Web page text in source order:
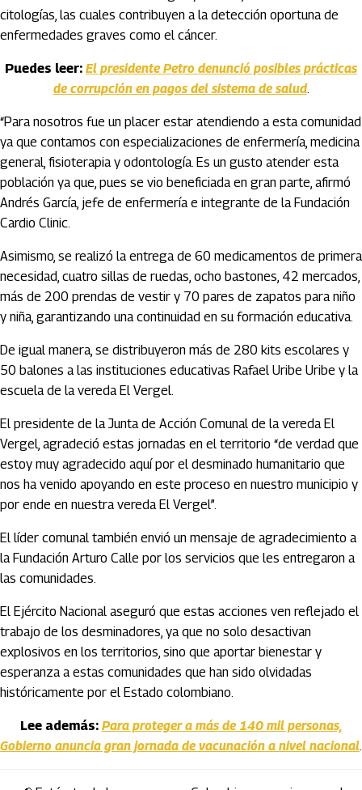
citologías, las cuales contribuyen a la detección oportuna de
enfermedades graves como el cáncer.
Puedes leer: El presidente Petro denunció posibles prácticas
de corrupción en pagos del sistema de salud.
“Para nosotros fue un placer estar atendiendo a esta comunidad
ya que contamos con especializaciones de enfermería, medicina
general, fisioterapia y odontología. Es un gusto atender esta
población ya que, pues se vio beneficiada en gran parte, afirmó
Andrés García, jefe de enfermería e integrante de la Fundación
Cardio Clinic.
Asimismo, se realizó la entrega de 60 medicamentos de primera
necesidad, cuatro sillas de ruedas, ocho bastones, 42 mercados,
más de 200 prendas de vestir y 70 pares de zapatos para niño
y niña, garantizando una continuidad en su formación educativa.
De igual manera, se distribuyeron más de 280 kits escolares y
50 balones a las instituciones educativas Rafael Uribe Uribe y la
escuela de la vereda El Vergel.
El presidente de la Junta de Acción Comunal de la vereda El
Vergel, agradeció estas jornadas en el territorio “de verdad que
estoy muy agradecido aquí por el desminado humanitario que
nos ha venido apoyando en este proceso en nuestro municipio y
por ende en nuestra vereda El Vergel”.
El líder comunal también envió un mensaje de agradecimiento a
la Fundación Arturo Calle por los servicios que les entregaron a
las comunidades.
El Ejército Nacional aseguró que estas acciones ven reflejado el
trabajo de los desminadores, ya que no solo desactivan
explosivos en los territorios, sino que aportar bienestar y
esperanza a estas comunidades que han sido olvidadas
históricamente por el Estado colombiano.
Lee además: Para proteger a más de 140 mil personas,
Gobierno anuncia gran jornada de vacunación a nivel nacional.